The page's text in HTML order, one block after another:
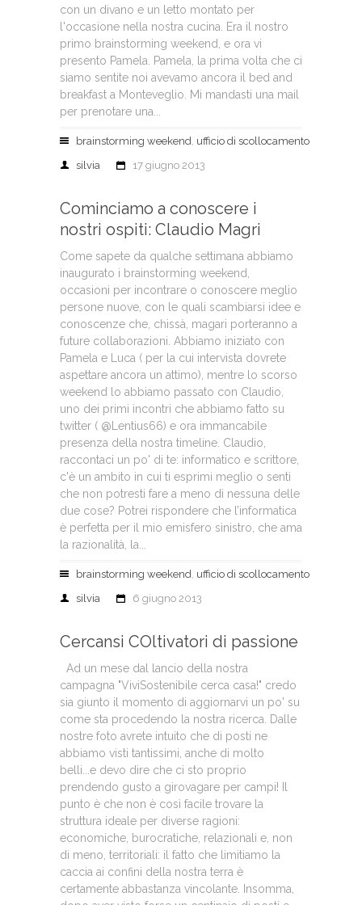
con un divano e un letto montato per
l'occasione nella nostra cucina. Era il nostro
primo brainstorming weekend, e ora vi
presento Pamela. Pamela, la prima volta che ci
siamo sentite noi avevamo ancora il bed and
breakfast a Monteveglio. Mi mandasti una mail
per prenotare una...
brainstorming weekend, ufficio di scollocamento
silvia
17 giugno 2013
Cominciamo a conoscere i
nostri ospiti: Claudio Magri
Come sapete da qualche settimana abbiamo
inaugurato i brainstorming weekend,
occasioni per incontrare o conoscere meglio
persone nuove, con le quali scambiarsi idee e
conoscenze che, chissà, magari porteranno a
future collaborazioni. Abbiamo iniziato con
Pamela e Luca ( per la cui intervista dovrete
aspettare ancora un attimo), mentre lo scorso
weekend lo abbiamo passato con Claudio,
uno dei primi incontri che abbiamo fatto su
twitter ( @Lentius66) e ora immancabile
presenza della nostra timeline. Claudio,
raccontaci un po' di te: informatico e scrittore,
c'è un ambito in cui ti esprimi meglio o senti
che non potresti fare a meno di nessuna delle
due cose? Potrei rispondere che l’informatica
è perfetta per il mio emisfero sinistro, che ama
la razionalità, la...
brainstorming weekend, ufficio di scollocamento
silvia
6 giugno 2013
Cercansi COltivatori di passione
Ad un mese dal lancio della nostra
campagna "ViviSostenibile cerca casa!" credo
sia giunto il momento di aggiornarvi un po' su
come sta procedendo la nostra ricerca. Dalle
nostre foto avrete intuito che di posti ne
abbiamo visti tantissimi, anche di molto
belli...e devo dire che ci sto proprio
prendendo gusto a girovagare per campi! Il
punto è che non è così facile trovare la
struttura ideale per diverse ragioni:
economiche, burocratiche, relazionali e, non
di meno, territoriali: il fatto che limitiamo la
caccia ai confini della nostra terra è
certamente abbastanza vincolante. Insomma,